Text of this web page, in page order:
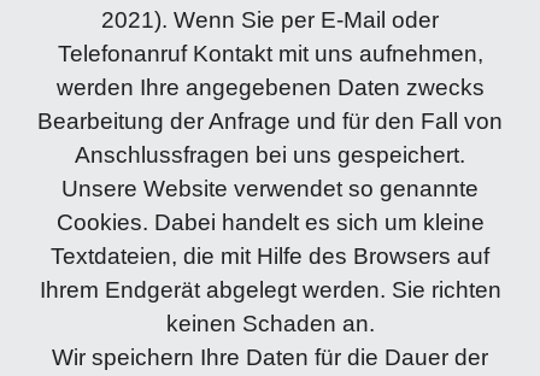
2021). Wenn Sie per E-Mail oder
Telefonanruf Kontakt mit uns aufnehmen,
werden Ihre angegebenen Daten zwecks
Bearbeitung der Anfrage und für den Fall von
Anschlussfragen bei uns gespeichert.
Unsere Website verwendet so genannte
Cookies. Dabei handelt es sich um kleine
Textdateien, die mit Hilfe des Browsers auf
Ihrem Endgerät abgelegt werden. Sie richten
keinen Schaden an.
Wir speichern Ihre Daten für die Dauer der